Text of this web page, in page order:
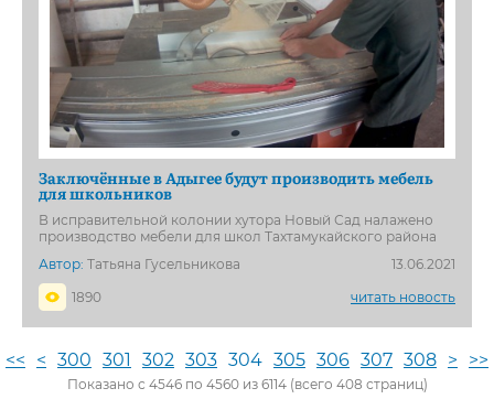
Заключённые в Адыгее будут производить мебель
для школьников
В исправительной колонии хутора Новый Сад налажено
производство мебели для школ Тахтамукайского района
Автор: Татьяна Гусельникова
13.06.2021
1890
читать новость
<< < 300 301 302 303 304 305 306 307 308 > >>
Показано с 4546 по 4560 из 6114 (всего 408 страниц)